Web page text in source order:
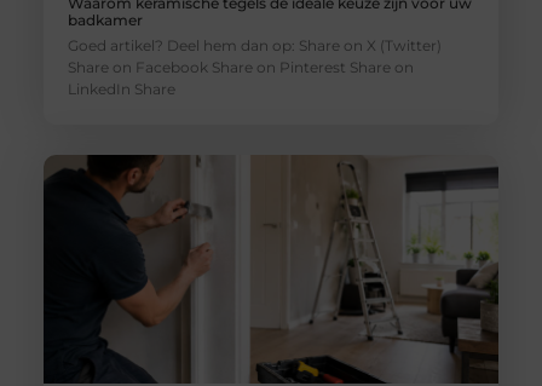
badkamer
Goed artikel? Deel hem dan op: Share on X (Twitter)
Share on Facebook Share on Pinterest Share on
LinkedIn Share